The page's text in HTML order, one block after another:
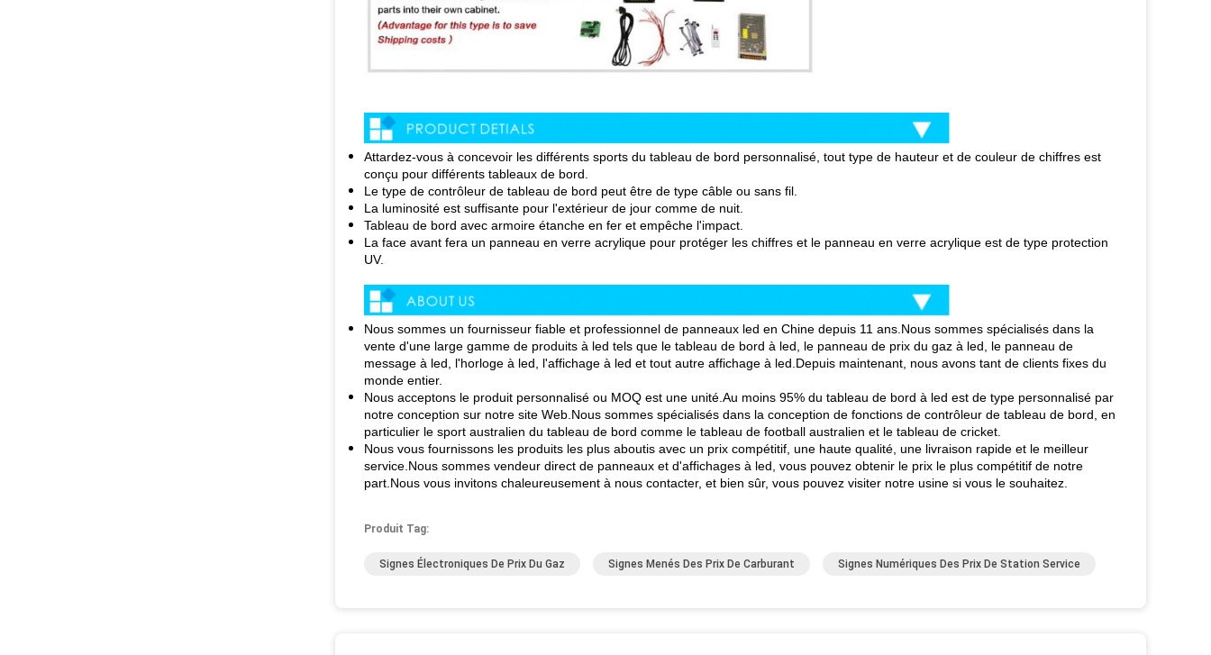
Attardez-vous à concevoir les différents sports du tableau de bord personnalisé, tout type de hauteur et de couleur de chiffres est
conçu pour différents tableaux de bord.
Le type de contrôleur de tableau de bord peut être de type câble ou sans fil.
La luminosité est suffisante pour l'extérieur de jour comme de nuit.
Tableau de bord avec armoire étanche en fer et empêche l'impact.
La face avant fera un panneau en verre acrylique pour protéger les chiffres et le panneau en verre acrylique est de type protection
UV.
Nous sommes un fournisseur fiable et professionnel de panneaux led en Chine depuis 11 ans.Nous sommes spécialisés dans la
vente d'une large gamme de produits à led tels que le tableau de bord à led, le panneau de prix du gaz à led, le panneau de
message à led, l'horloge à led, l'affichage à led et tout autre affichage à led.Depuis maintenant, nous avons tant de clients fixes du
monde entier.
Nous acceptons le produit personnalisé ou MOQ est une unité.Au moins 95% du tableau de bord à led est de type personnalisé par
notre conception sur notre site Web.Nous sommes spécialisés dans la conception de fonctions de contrôleur de tableau de bord, en
particulier le sport australien du tableau de bord comme le tableau de football australien et le tableau de cricket.
Nous vous fournissons les produits les plus aboutis avec un prix compétitif, une haute qualité, une livraison rapide et le meilleur
service.Nous sommes vendeur direct de panneaux et d'affichages à led, vous pouvez obtenir le prix le plus compétitif de notre
part.Nous vous invitons chaleureusement à nous contacter, et bien sûr, vous pouvez visiter notre usine si vous le souhaitez.
Produit Tag:
Signes Électroniques De Prix Du Gaz Signes Menés Des Prix De Carburant Signes Numériques Des Prix De Station Service